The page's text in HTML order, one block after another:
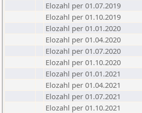
Elozahl per 01.07.2019
Elozahl per 01.10.2019
Elozahl per 01.01.2020
Elozahl per 01.04.2020
Elozahl per 01.07.2020
Elozahl per 01.10.2020
Elozahl per 01.01.2021
Elozahl per 01.04.2021
Elozahl per 01.07.2021
Elozahl per 01.10.2021